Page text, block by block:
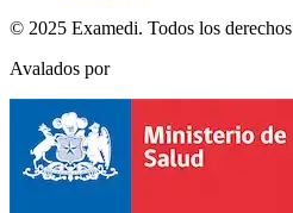
© 2025 Examedi. Todos los derechos
Avalados por